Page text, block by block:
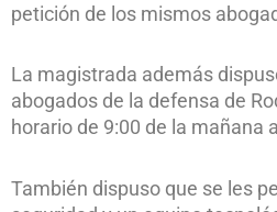
petición de los mismos
La magistrada además
abogados de la defensa de
horario de 9:00 de la mañana
También dispuso que se les